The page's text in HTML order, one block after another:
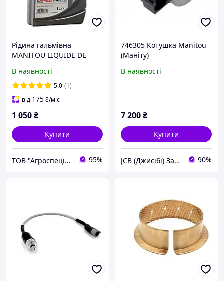
Рідина гальмівна
MANITOU LIQUIDE DE
490408
В наявності
5.0 (1)
від 175₴/міс
1 050₴
Купити
ТОВ "Агроспеціаліст" 95%
746305 Котушка Manitou
(Маніту)
В наявності
7 200₴
Купити
JCB (Джисібі) Запчастини - Сервіс - Ремонт спецтехніки 90%